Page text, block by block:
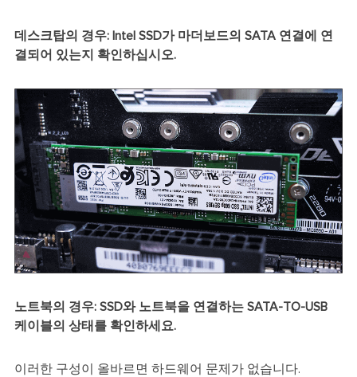
데스크탑의 경우: Intel SSD가 마더보드의 SATA 연결에 연
결되어 있는지 확인하십시오.
노트북의 경우: SSD와 노트북을 연결하는 SATA-TO-USB
케이블의 상태를 확인하세요.
이러한 구성이 올바르면 하드웨어 문제가 없습니다.